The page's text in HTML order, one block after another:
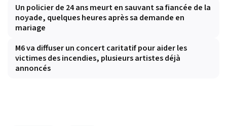
Un policier de 24 ans meurt en sauvant sa fiancée de la
noyade, quelques heures après sa demande en
mariage
M6 va diffuser un concert caritatif pour aider les
victimes des incendies, plusieurs artistes déjà
annoncés